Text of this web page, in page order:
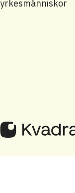
yrkesmänniskor